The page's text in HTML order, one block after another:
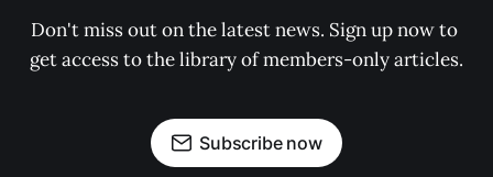
Don't miss out on the latest news. Sign up now to
get access to the library of members-only articles.
Subscribe now